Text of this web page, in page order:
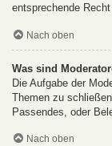
entsprechende Recht
Nach oben
Was sind
Die Aufgabe der
Themen zu
Passendes, oder
Nach oben